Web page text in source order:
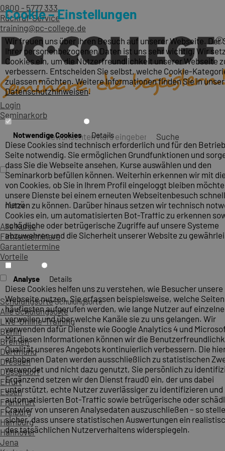
0800 - 5777 333
Rückruf-Service
training@pc-college.de
Login
Seminarkorb
Suche
Menü
Alle Kurse
Firmenseminare
Garantietermine
Vorteile
SchulungsorteSchulungsorte
Alle Schulungsorte
Live-Online-Training
Berlin
Bremen
Dortmund
Dresden
Düsseldorf
Erfurt
Essen
Frankfurt
Freiburg
Hamburg
Hannover
Jena
Cookie – Einstellungen
Wir freuen uns über Ihren Besuch auf unserer Webseite. Der
Ihrer personenbezogenen Daten ist uns sehr wichtig. Wir
Cookies ein, um die Nutzerfreundlichkeit unserer Webseite
verbessern. Entscheiden Sie selbst, welche Cookie-
zulassen möchten. Weitere Informationen finden Sie in
Datenschutzhinweisen.
Notwendige Cookies Details
Diese Cookies sind technisch erforderlich und für den
Seite notwendig. Sie ermöglichen Grundfunktionen und
dass Sie die Webseite ansehen, Kurse auswählen und den
Seminarkorb befüllen können. Weiterhin erkennen wir mit
von Cookies, ob Sie in Ihrem Profil eingeloggt bleiben
unsere Dienste bei einem erneuten Webseitenbesuch
nutzen zu können. Darüber hinaus setzen wir technisch
Cookies ein, um automatisierten Bot-Traffic zu erkennen
schädliche oder betrügerische Zugriffe auf unsere Systeme
abzuwehren und die Sicherheit unserer Website zu
Analyse Details
Diese Cookies helfen uns zu verstehen, wie Besucher unsere
Webseite nutzen. Sie erfassen beispielsweise, welche
häufigsten aufgerufen werden, wie lange Nutzer auf
verweilen und über welche Kanäle sie zu uns gelangen. Wir
verwenden dafür Dienste wie Google Analytics 4 und
Mit diesen Informationen können wir die
Qualität unseres Angebots kontinuierlich verbessern. Die
erhobenen Daten werden ausschließlich zu statistischen
verwendet und nicht dazu genutzt, Sie persönlich zu
Ergänzend setzen wir den Dienst fraud0 ein, der uns dabei
unterstützt, echte Nutzer zuverlässiger zu identifizieren und
automatisierten Bot-Traffic sowie betrügerische oder
Crawler von unseren Analysedaten auszuschließen – so
sicher, dass unsere statistischen Auswertungen ein
des tatsächlichen Nutzerverhaltens widerspiegeln.